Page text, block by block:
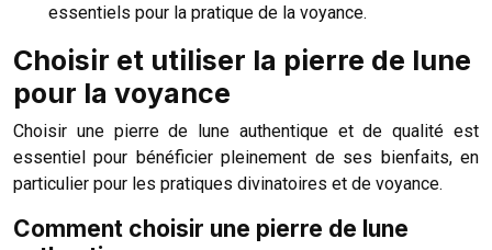
essentiels pour la pratique de la voyance.
Choisir et utiliser la pierre de lune
pour la voyance
Choisir une pierre de lune authentique et de qualité est
essentiel pour bénéficier pleinement de ses bienfaits, en
particulier pour les pratiques divinatoires et de voyance.
Comment choisir une pierre de lune